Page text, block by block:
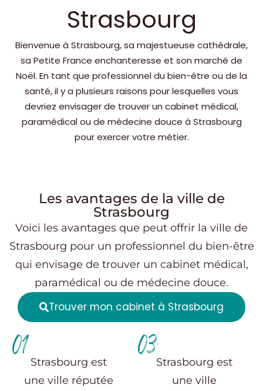
Strasbourg
Bienvenue à Strasbourg, sa majestueuse cathédrale,
sa Petite France enchanteresse et son marché de
Noël. En tant que professionnel du bien-être ou de la
santé, il y a plusieurs raisons pour lesquelles vous
devriez envisager de trouver un cabinet médical,
paramédical ou de médecine douce à Strasbourg
pour exercer votre métier.
Les avantages de la ville de
Strasbourg
Voici les avantages que peut offrir la ville de
Strasbourg pour un professionnel du bien-être
qui envisage de trouver un cabinet médical,
paramédical ou de médecine douce.
Trouver mon cabinet à Strasbourg
01 Strasbourg est
une ville réputée
03Strasbourg est
une ville